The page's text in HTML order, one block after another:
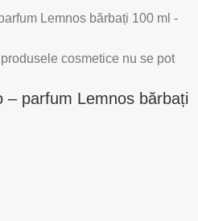
cosmetice nu se pot
– parfum Lemnos bărbați